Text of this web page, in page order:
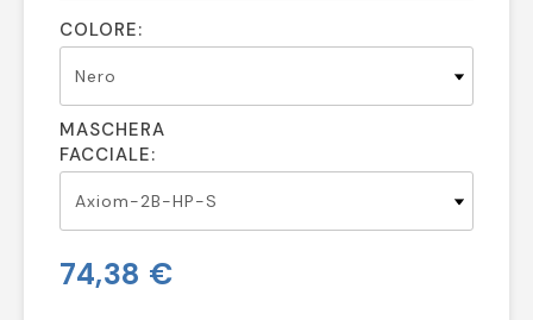
COLORE:
MASCHERA
FACCIALE:
74,38 €